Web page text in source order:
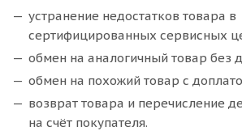
устранение недостатков товара в
сертифицированных сервисных
обмен на аналогичный товар без
обмен на похожий товар с
возврат товара и перечисление
на счёт покупателя.